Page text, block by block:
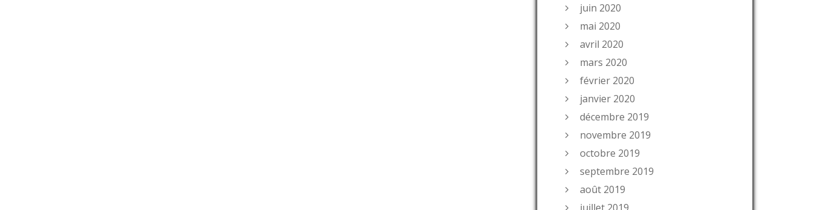
juin 2020
mai 2020
avril 2020
mars 2020
février 2020
janvier 2020
décembre 2019
novembre 2019
octobre 2019
septembre 2019
août 2019